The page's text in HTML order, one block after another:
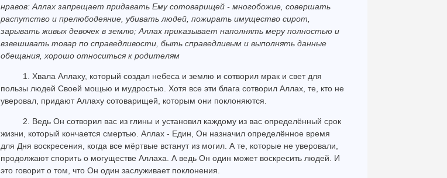
нравов: Аллах запрещает придавать Ему сотоварищей - многобожие, совершать
распутство и прелюбодеяние, убивать людей, пожирать имущество сирот,
зарывать живых девочек в землю; Аллах приказывает наполнять меру полностью и
взвешивать товар по справедливости, быть справедливым и выполнять данные
обещания, хорошо относиться к родителям
1. Хвала Аллаху, который создал небеса и землю и сотворил мрак и свет для
пользы людей Своей мощью и мудростью. Хотя все эти блага сотворил Аллах, те, кто не
уверовал, придают Аллаху сотоварищей, которым они поклоняются.
2. Ведь Он сотворил вас из глины и установил каждому из вас определённый срок
жизни, который кончается смертью. Аллах - Един, Он назначил определённое время
для Дня воскресения, когда все мёртвые встанут из могил. А те, которые не уверовали,
продолжают спорить о могуществе Аллаха. А ведь Он один может воскресить людей. И
это говорит о том, что Он один заслуживает поклонения.